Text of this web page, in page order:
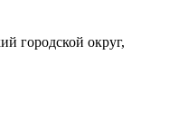
городской округ,